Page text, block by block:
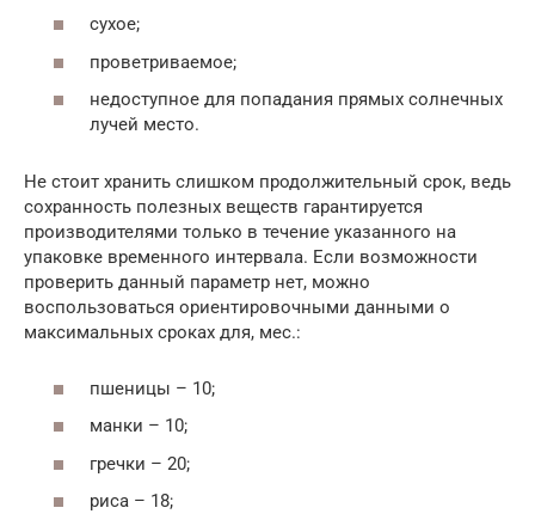
сухое;
проветриваемое;
недоступное для попадания прямых солнечных
лучей место.
Не стоит хранить слишком продолжительный срок, ведь
сохранность полезных веществ гарантируется
производителями только в течение указанного на
упаковке временного интервала. Если возможности
проверить данный параметр нет, можно
воспользоваться ориентировочными данными о
максимальных сроках для, мес.:
пшеницы – 10;
манки – 10;
гречки – 20;
риса – 18;